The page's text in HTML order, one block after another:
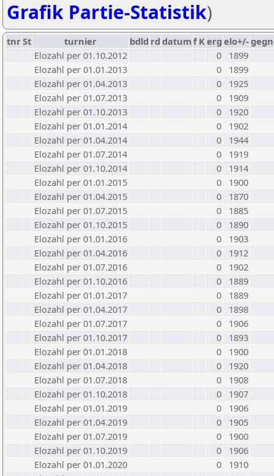
Grafik Partie-Statistik)
tnrSt turnier bdld rd datumf Kerg elo+/-
Elozahl per 01.10.2012
0
1899
Elozahl per 01.01.2013
0
1899
Elozahl per 01.04.2013
0
1925
Elozahl per 01.07.2013
0
1909
Elozahl per 01.10.2013
0
1920
Elozahl per 01.01.2014
0
1902
Elozahl per 01.04.2014
0
1944
Elozahl per 01.07.2014
0
1919
Elozahl per 01.10.2014
0
1914
Elozahl per 01.01.2015
0
1900
Elozahl per 01.04.2015
0
1870
Elozahl per 01.07.2015
0
1885
Elozahl per 01.10.2015
0
1890
Elozahl per 01.01.2016
0
1903
Elozahl per 01.04.2016
0
1912
Elozahl per 01.07.2016
0
1902
Elozahl per 01.10.2016
0
1889
Elozahl per 01.01.2017
0
1889
Elozahl per 01.04.2017
0
1898
Elozahl per 01.07.2017
0
1906
Elozahl per 01.10.2017
0
1893
Elozahl per 01.01.2018
0
1900
Elozahl per 01.04.2018
0
1920
Elozahl per 01.07.2018
0
1908
Elozahl per 01.10.2018
0
1907
Elozahl per 01.01.2019
0
1906
Elozahl per 01.04.2019
0
1905
Elozahl per 01.07.2019
0
1900
Elozahl per 01.10.2019
0
1906
Elozahl per 01.01.2020
0
1910